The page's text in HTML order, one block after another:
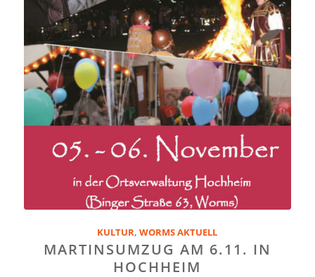
KULTUR,WORMS AKTUELL
MARTINSUMZUG AM 6.11. IN
HOCHHEIM